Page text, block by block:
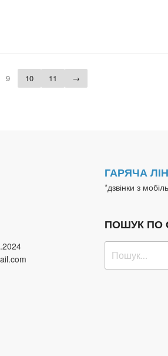
9 10 11 →
ГАРЯЧА
*дзвінки з
ПОШУК ПО
за
запитом: